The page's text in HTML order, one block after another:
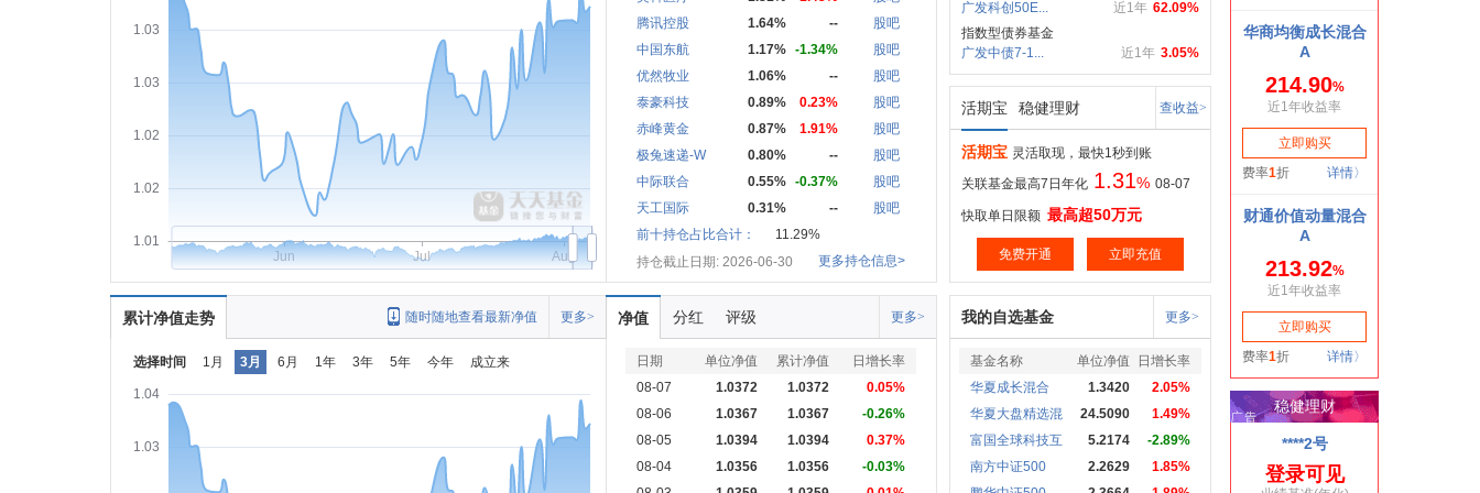
1.01
1.02
1.02
1.03
1.03
Jun Jul Aug
腾讯控股
1.64% --
股吧
中国东航
1.17% -1.34%
股吧
优然牧业
1.06% --
股吧
泰豪科技
0.89% 0.23%
股吧
赤峰黄金
0.87% 1.91%
股吧
极兔速递-W
0.80% --
股吧
中际联合
0.55% -0.37%
股吧
天工国际
0.31% --
股吧
前十持仓占比合计：
11.29%
持仓截止日期: 2026-06-30
更多持仓信息>
62.09%
近1年
广发科创50E...
指数型债券基金
3.05%
近1年
广发中债7-1...
活期宝 稳健理财 查收益>
活期宝 灵活取现，最快1秒到账
关联基金最高7日年化 1.31% 08-07
快取单日限额 最高超50万元
免费开通 立即充值
累计净值走势 更多>
随时随地查看最新净值
选择时间 1月 3月 6月 1年 3年 5年 今年 成立来
1.03
1.04
净值 分红 评级 更多>
日期 单位净值 累计净值
日增长率
08-07
1.0372 1.0372
0.05%
08-06
1.0367 1.0367
-0.26%
08-05
1.0394 1.0394
0.37%
08-04
1.0356 1.0356
-0.03%
我的自选基金 更多>
基金名称 单位净值
日增长率
华夏成长混合
1.3420
2.05%
华夏大盘精选混
24.5090
1.49%
富国全球科技互
5.2174
-2.89%
南方中证500
2.2629
1.85%